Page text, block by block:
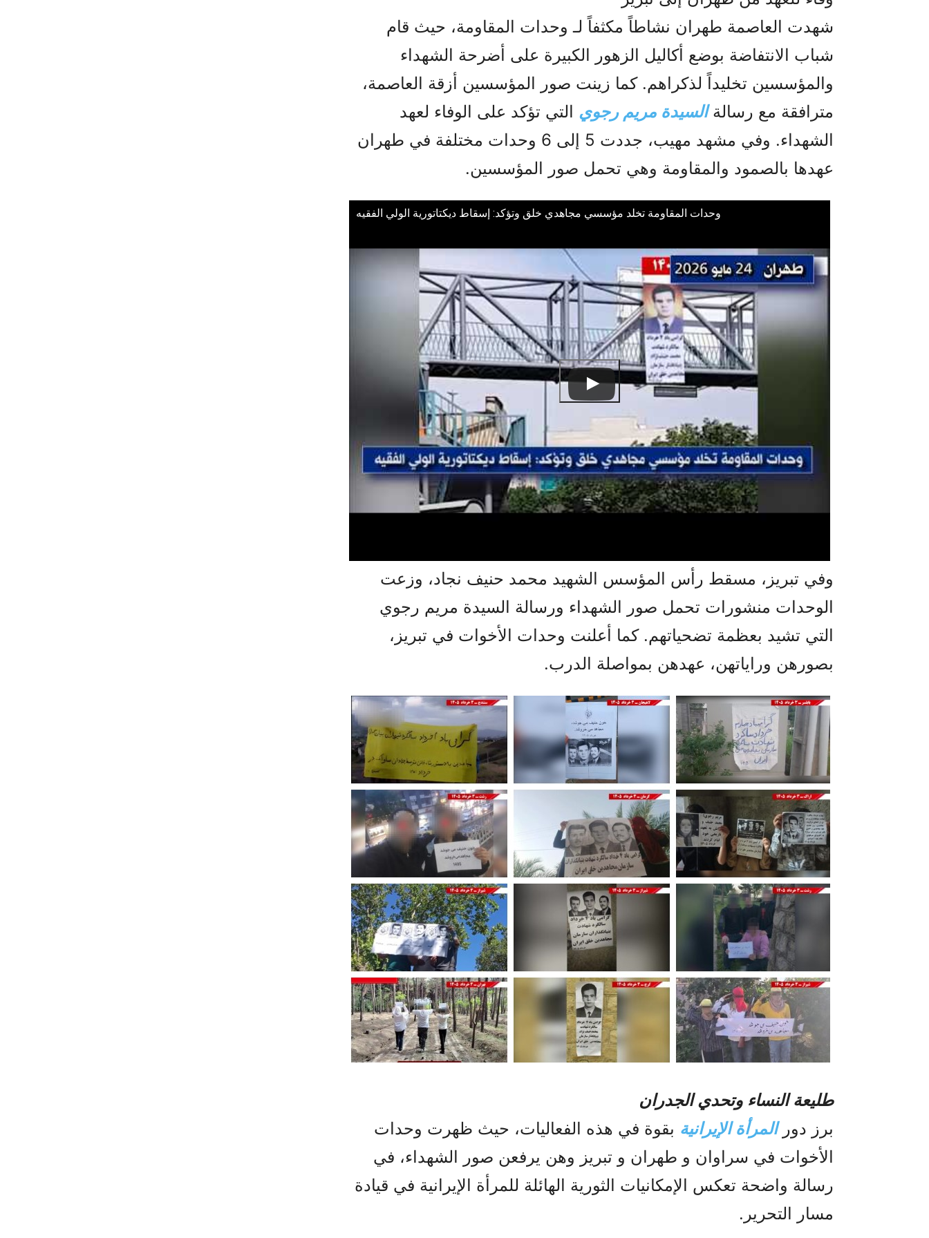
شهدت العاصمة طهران نشاطاً مكثفاً لـ وحدات المقاومة، حيث قام
شباب الانتفاضة بوضع أكاليل الزهور الكبيرة على أضرحة الشهداء
والمؤسسين تخليداً لذكراهم. كما زينت صور المؤسسين أزقة العاصمة،
مترافقة مع رسالةالسيدة مريم رجوي التي تؤكد على الوفاء لعهد
الشهداء. وفي مشهد مهيب، جددت 5 إلى 6 وحدات مختلفة في طهران
عهدها بالصمود والمقاومة وهي تحمل صور المؤسسين.
وحدات المقاومة تخلد مؤسسي مجاهدي خلق وتؤكد: إسقاط ديكتاتورية الولي الفقيه
وفي تبريز، مسقط رأس المؤسس الشهيد محمد حنيف نجاد، وزعت
الوحدات منشورات تحمل صور الشهداء ورسالة السيدة مريم رجوي
التي تشيد بعظمة تضحياتهم. كما أعلنت وحدات الأخوات في تبريز،
بصورهن وراياتهن، عهدهن بمواصلة الدرب.
طليعة النساء وتحدي الجدران
برز دورالمرأة الإيرانية بقوة في هذه الفعاليات، حيث ظهرت وحدات
الأخوات في سراوان و طهران و تبريز وهن يرفعن صور الشهداء، في
رسالة واضحة تعكس الإمكانيات الثورية الهائلة للمرأة الإيرانية في قيادة
مسار التحرير.